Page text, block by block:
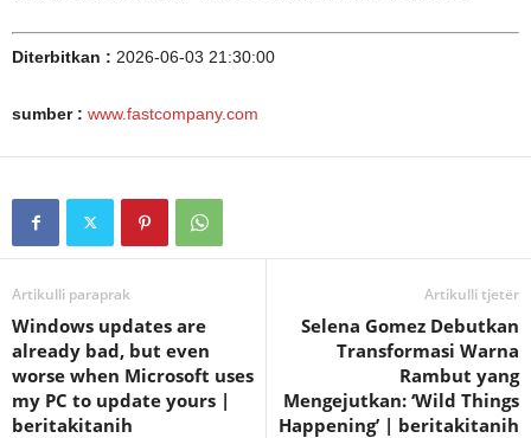
Diterbitkan : 2026-06-03 21:30:00
sumber : www.fastcompany.com
Artikulli paraprak
Windows updates are
already bad, but even
worse when Microsoft uses
my PC to update yours |
beritakitanih
Artikulli tjetër
Selena Gomez Debutkan
Transformasi Warna
Rambut yang
Mengejutkan: ‘Wild Things
Happening’ | beritakitanih